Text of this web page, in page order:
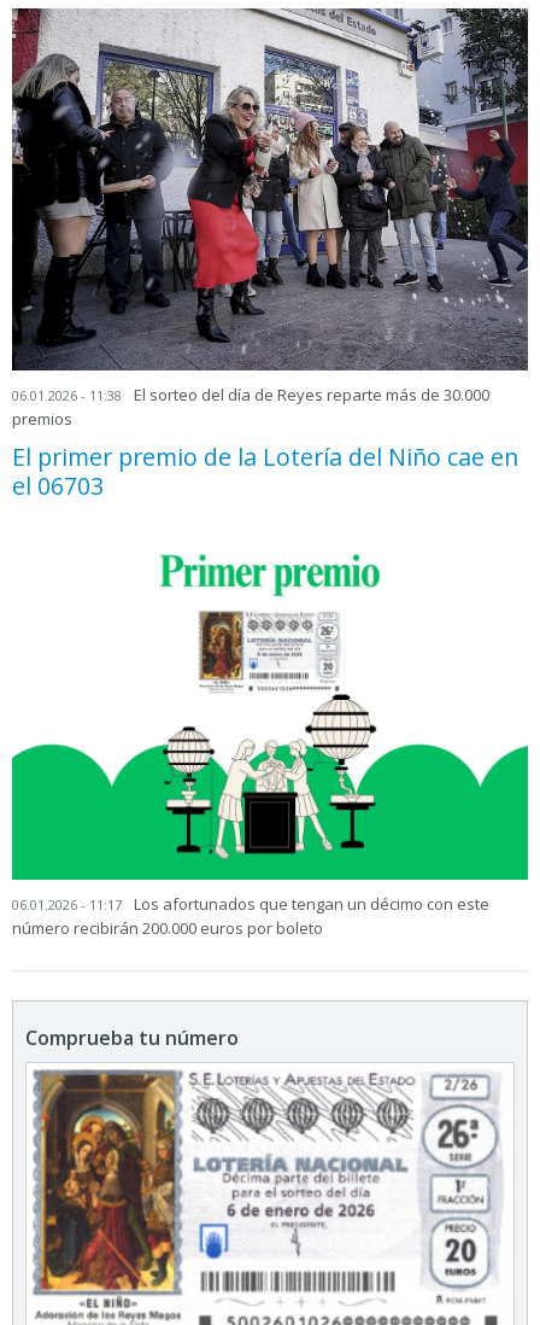
06.01.2026 - 11:38
El sorteo del día de Reyes reparte más de 30.000
premios
El primer premio de la Lotería del Niño cae en
el 06703
06.01.2026 - 11:17
Los afortunados que tengan un décimo con este
número recibirán 200.000 euros por boleto
Comprueba tu número